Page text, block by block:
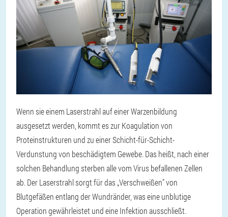
Wenn sie einem Laserstrahl auf einer Warzenbildung
ausgesetzt werden, kommt es zur Koagulation von
Proteinstrukturen und zu einer Schicht-für-Schicht-
Verdunstung von beschädigtem Gewebe. Das heißt, nach einer
solchen Behandlung sterben alle vom Virus befallenen Zellen
ab. Der Laserstrahl sorgt für das „Verschweißen" von
Blutgefäßen entlang der Wundränder, was eine unblutige
Operation gewährleistet und eine Infektion ausschließt.